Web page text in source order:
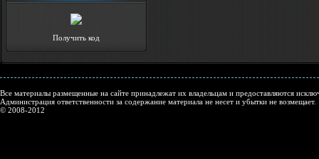
Получить код
Все материалы размещенные на сайте принадлежат их владельцам и предоставляются
Администрация ответственности за содержание материала не несет и убытки не возмещает.
© 2008-2012